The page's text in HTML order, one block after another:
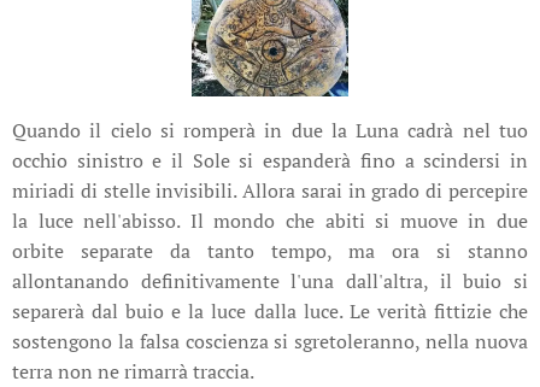
Quando il cielo si romperà in due la Luna cadrà nel tuo
occhio sinistro e il Sole si espanderà fino a scindersi in
miriadi di stelle invisibili. Allora sarai in grado di percepire
la luce nell'abisso. Il mondo che abiti si muove in due
orbite separate da tanto tempo, ma ora si stanno
allontanando definitivamente l'una dall'altra, il buio si
separerà dal buio e la luce dalla luce. Le verità fittizie che
sostengono la falsa coscienza si sgretoleranno, nella nuova
terra non ne rimarrà traccia.